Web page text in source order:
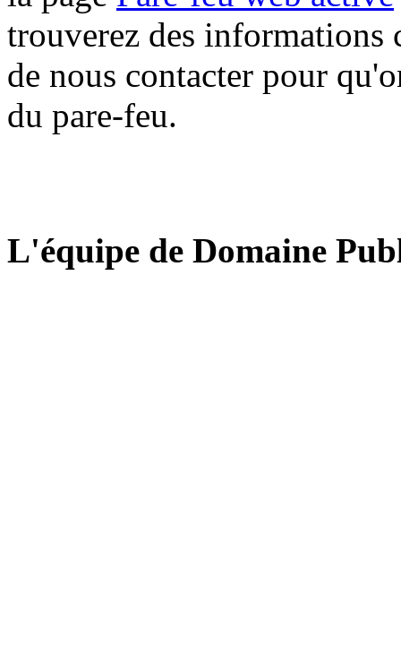
trouverez des informations
de nous contacter pour
du pare-feu.
L'équipe de Domaine